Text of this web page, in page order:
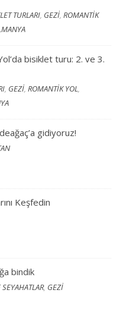
TURLARI, GEZİ,ROMANTİK
bisiklet turu: 2. ve 3.
, GEZİ,ROMANTİK YOL,
gidiyoruz!
Keşfedin
bindik
, GEZİ